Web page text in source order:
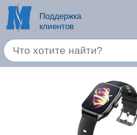
Поддержка
клиентов
Зарегестрироваться
Спец. предложение
Продукция apple